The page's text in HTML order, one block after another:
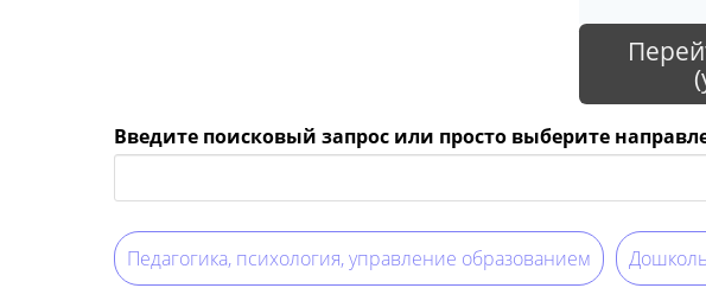
Введите поисковый запрос или просто выберите
Педагогика, психология, управление образованием